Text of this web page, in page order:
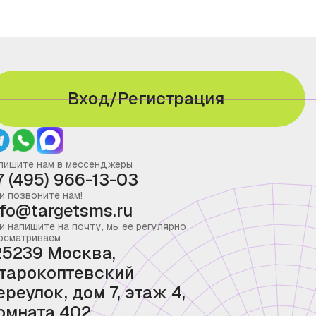
Вход/Регистрация
нам в мессенджеры
(495) 966-13-03
позвоните нам!
напишите на почту, мы ее регулярно
Москва,
дом 7, этаж 4,